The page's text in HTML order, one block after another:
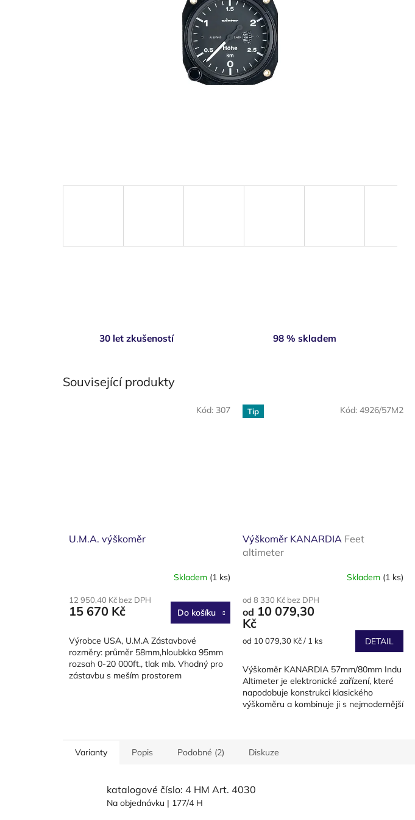
30 let zkušeností 98 % skladem
Související produkty
U.M.A. výškoměr
Skladem (1 ks)
12 950,40 Kč bez DPH
15 670 Kč Do košíku
Výrobce USA, U.M.A Zástavbové
rozměry: průměr 58mm,hloubkka 95mm
rozsah 0-20 000ft., tlak mb. Vhodný pro
zástavbu s meším prostorem
Kód: 307 Tip
Výškoměr KANARDIA Feet
altimeter
Skladem (1 ks)
od 8 330 Kč bez DPH
od 10 079,30
Kč
Měrná
od 10 079,30 Kč / 1 ks DETAIL
Výškoměr KANARDIA 57mm/80mm Indu
Altimeter je elektronické zařízení, které
napodobuje konstrukci klasického
výškoměru a kombinuje ji s nejmodernější
Kód: 4926/57M2
Varianty Popis Podobné (2) Diskuze
katalogové číslo: 4 HM Art. 4030
Na objednávku | 177/4 H